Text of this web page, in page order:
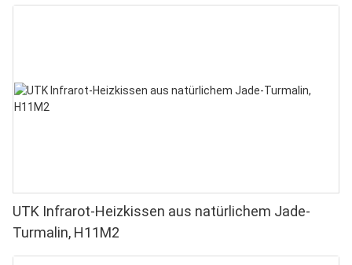
UTK Infrarot-Heizkissen aus natürlichem Jade-
Turmalin, H11M2